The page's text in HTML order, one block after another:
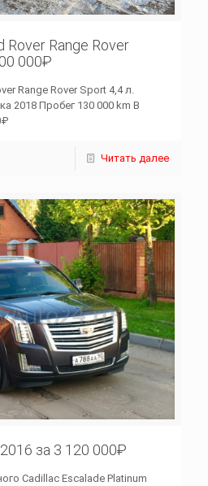
Range Rover
000₽
Range Rover Sport 4,4 л.
2018 Пробег 130 000 km В
Читать далее
за 3 120 000₽
Cadillac Escalade Platinum